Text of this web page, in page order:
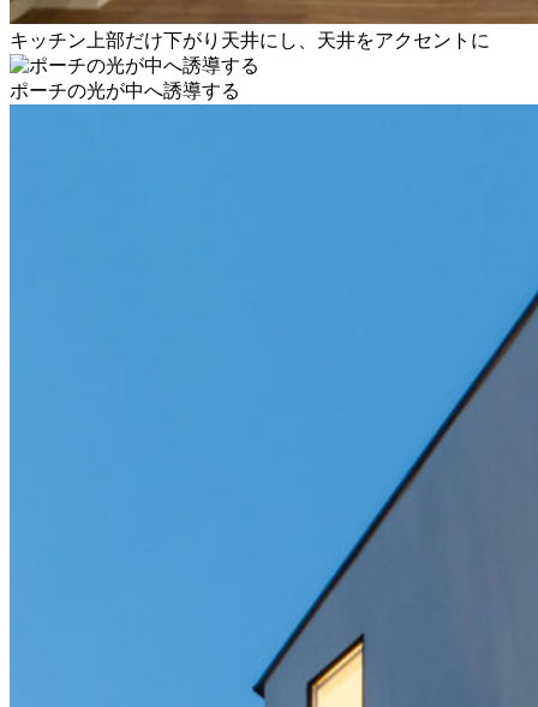
キッチン上部だけ下がり天井にし、天井をアクセントに
ポーチの光が中へ誘導する